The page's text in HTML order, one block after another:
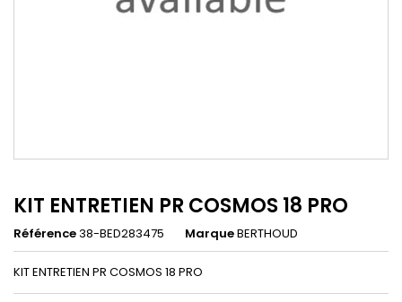
KIT ENTRETIEN PR COSMOS 18 PRO
Référence38-BED283475 MarqueBERTHOUD
KIT ENTRETIEN PR COSMOS 18 PRO